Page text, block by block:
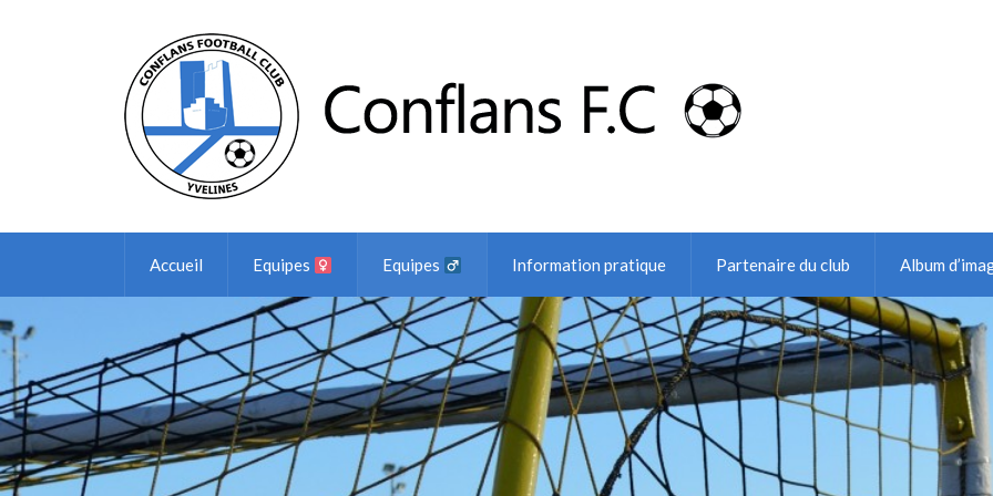
Accueil Equipes Equipes Information pratique Partenaire du club Album